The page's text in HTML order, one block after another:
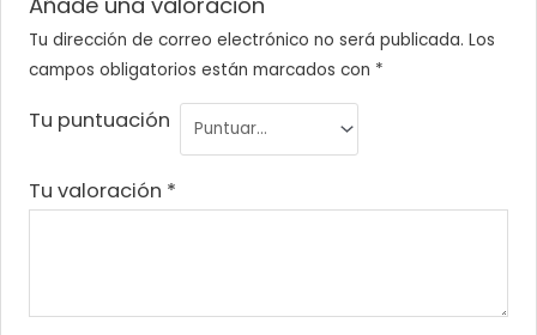
Tu dirección de correo electrónico no será publicada. Los
campos obligatorios están marcados con *
Tu puntuación
Tu valoración *